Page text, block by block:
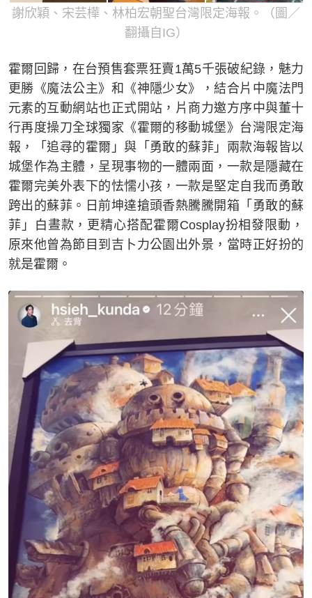
謝欣穎、宋芸樺、林柏宏朝聖台灣限定海報。（圖／
翻攝自IG）
霍爾回歸，在台預售套票狂賣1萬5千張破紀錄，魅力
更勝《魔法公主》和《神隱少女》，結合片中魔法門
元素的互動網站也正式開站，片商力邀方序中與董十
行再度操刀全球獨家《霍爾的移動城堡》台灣限定海
報，「追尋的霍爾」與「勇敢的蘇菲」兩款海報皆以
城堡作為主體，呈現事物的一體兩面，一款是隱藏在
霍爾完美外表下的怯懦小孩，一款是堅定自我而勇敢
跨出的蘇菲。日前坤達搶頭香熱騰騰開箱「勇敢的蘇
菲」白晝款，更精心搭配霍爾Cosplay扮相發限動，
原來他曾為節目到吉卜力公園出外景，當時正好扮的
就是霍爾。